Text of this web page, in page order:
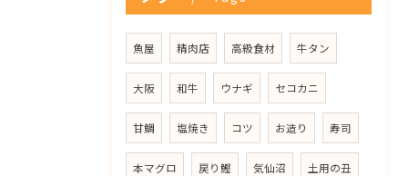
魚屋 精肉店 高級食材 牛タン
大阪 和牛 ウナギ セコカニ
甘鯛 塩焼き コツ お造り 寿司
本マグロ 戻り鰹 気仙沼 土用の丑